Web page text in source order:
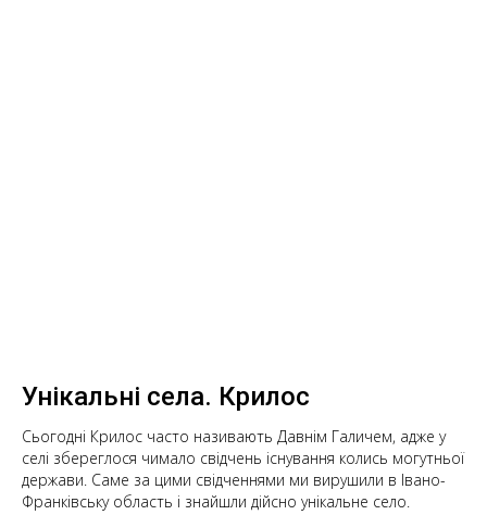
Унікальні села. Крилос
Сьогодні Крилос часто називають Давнім Галичем, адже у
селі збереглося чимало свідчень існування колись могутньої
держави. Саме за цими свідченнями ми вирушили в Івано-
Франківську область і знайшли дійсно унікальне село.